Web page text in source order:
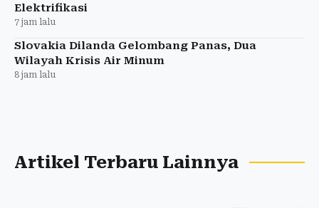
Elektrifikasi
7 jam lalu
Slovakia Dilanda Gelombang Panas, Dua
Wilayah Krisis Air Minum
8 jam lalu
Artikel Terbaru Lainnya